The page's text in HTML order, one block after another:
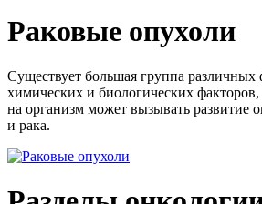
Раковые опухоли
Существует большая группа различных
химических и биологических факторов,
на организм может вызывать развитие
и рака.